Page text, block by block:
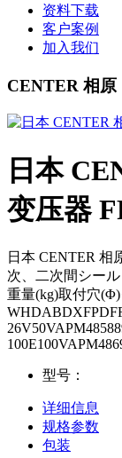
资料下载
客户案例
加入我们
CENTER 相原
日本
变压器
日本 CENTER 相
次、二次間シー
重量(kg)取付穴
型号：
详细信息
规格参数
包装